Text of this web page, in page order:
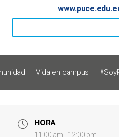
Vida en campus
HORA
11:00 am - 12:00 pm